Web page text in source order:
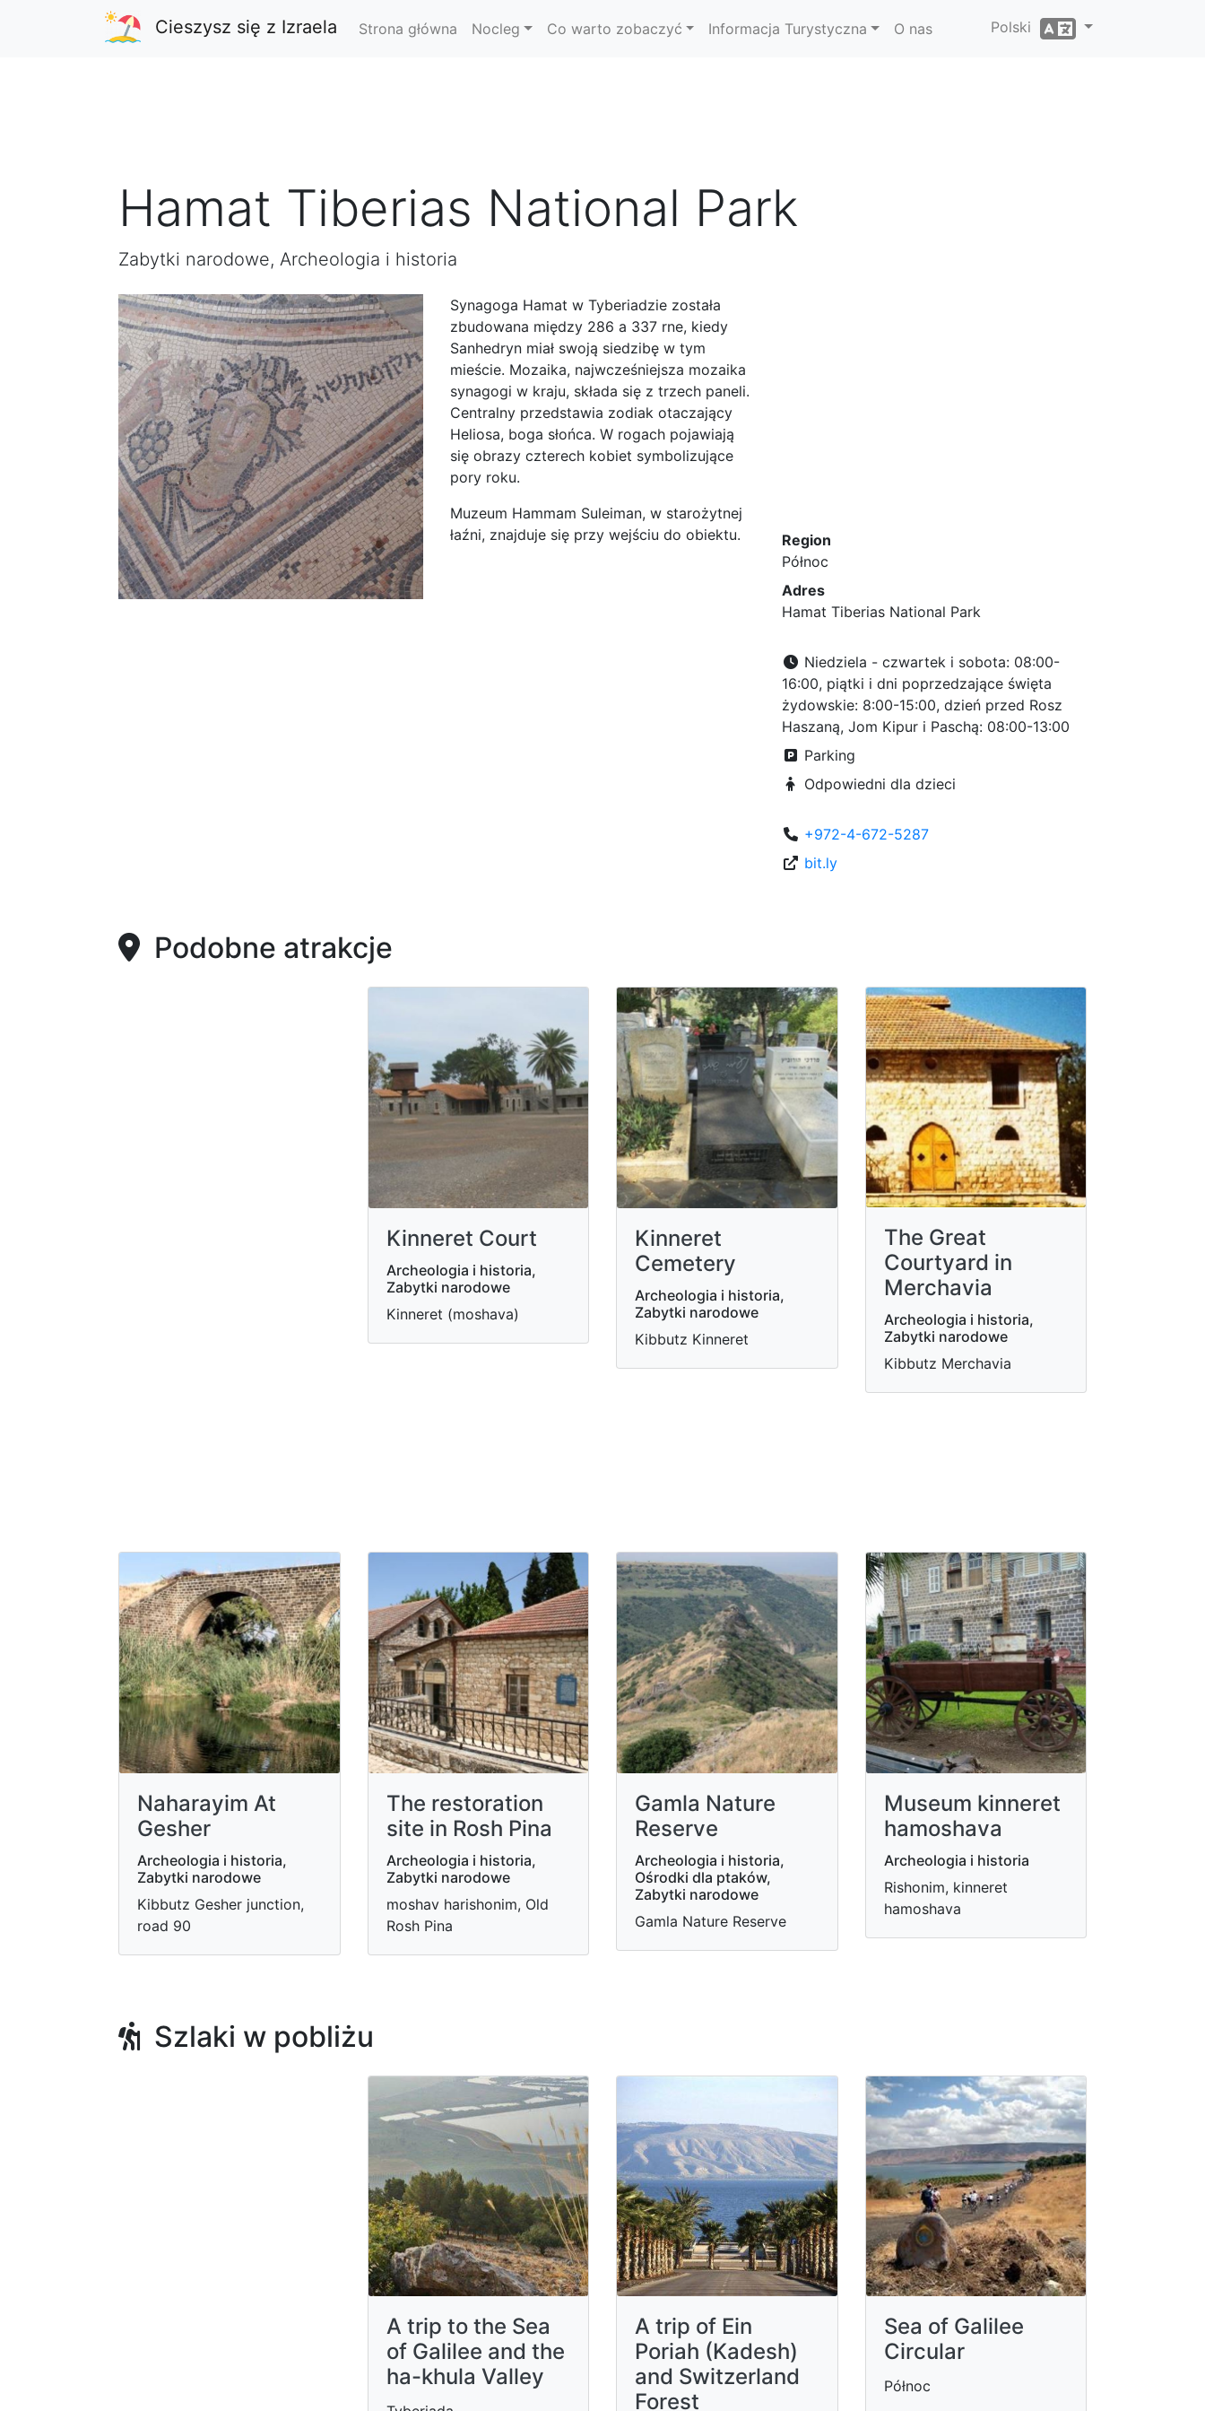
Cieszysz się z Izraela Strona główna Nocleg Co warto zobaczyć Informacja Turystyczna O nas Polski
Hamat Tiberias National Park
Zabytki narodowe, Archeologia i historia
Synagoga Hamat w Tyberiadzie została
zbudowana między 286 a 337 rne, kiedy
Sanhedryn miał swoją siedzibę w tym
mieście. Mozaika, najwcześniejsza mozaika
synagogi w kraju, składa się z trzech paneli.
Centralny przedstawia zodiak otaczający
Heliosa, boga słońca. W rogach pojawiają
się obrazy czterech kobiet symbolizujące
pory roku.
Muzeum Hammam Suleiman, w starożytnej
łaźni, znajduje się przy wejściu do obiektu.
Region
Północ
Adres
Hamat Tiberias National Park
Niedziela - czwartek i sobota: 08:00-
16:00, piątki i dni poprzedzające święta
żydowskie: 8:00-15:00, dzień przed Rosz
Haszaną, Jom Kipur i Paschą: 08:00-13:00
Parking
Odpowiedni dla dzieci
+972-4-672-5287
bit.ly
Podobne atrakcje
Kinneret Court
Archeologia i historia,
Zabytki narodowe
Kinneret (moshava)
Kinneret
Cemetery
Archeologia i historia,
Zabytki narodowe
Kibbutz Kinneret
The Great
Courtyard in
Merchavia
Archeologia i historia,
Zabytki narodowe
Kibbutz Merchavia
Naharayim At
Gesher
Archeologia i historia,
Zabytki narodowe
Kibbutz Gesher junction,
road 90
The restoration
site in Rosh Pina
Archeologia i historia,
Zabytki narodowe
moshav harishonim, Old
Rosh Pina
Gamla Nature
Reserve
Archeologia i historia,
Ośrodki dla ptaków,
Zabytki narodowe
Gamla Nature Reserve
Museum kinneret
hamoshava
Archeologia i historia
Rishonim, kinneret
hamoshava
Szlaki w pobliżu
A trip to the Sea
of ​​Galilee and the
ha-khula Valley
A trip of Ein
Poriah (Kadesh)
and Switzerland
Forest
Sea of Galilee
Circular
Północ